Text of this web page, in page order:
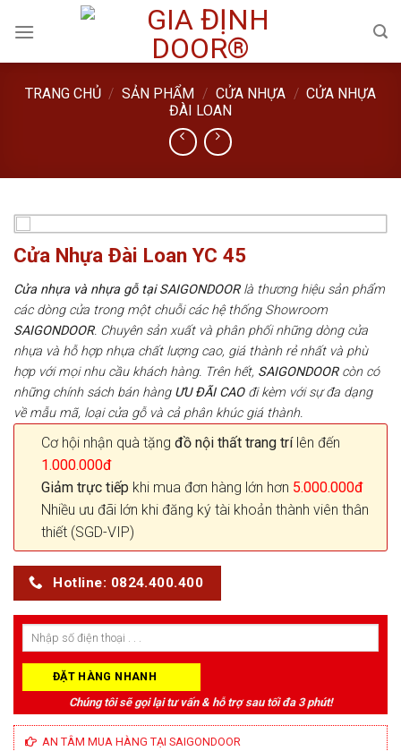
TRANG CHỦ / SẢN PHẨM / CỬA NHỰA / CỬA NHỰA
ĐÀI LOAN
Cửa Nhựa Đài Loan YC 45
Cửa nhựa và nhựa gỗ tại SAIGONDOORlà thương hiệu sản phẩm
các dòng cửa trong một chuỗi các hệ thống Showroom
SAIGONDOOR. Chuyên sản xuất và phân phối những dòng cửa
nhựa và hỗ hợp nhựa chất lượng cao, giá thành rẻ nhất và phù
hợp với mọi nhu cầu khách hàng. Trên hết, SAIGONDOORcòn có
những chính sách bán hàng ƯU ĐÃI CAO đi kèm với sự đa dạng
về mẫu mã, loại cửa gỗ và cả phân khúc giá thành.
Cơ hội nhận quà tặng đồ nội thất trang trílên đến
1.000.000đ
Giảm trực tiếp khi mua đơn hàng lớn hơn 5.000.000đ
Nhiều ưu đãi lớn khi đăng ký tài khoản thành viên thân
thiết (SGD-VIP)
Hotline: 0824.400.400
Chúng tôi sẽ gọi lại tư vấn & hỗ trợ sau tối đa 3 phút!
AN TÂM MUA HÀNG TẠI SAIGONDOOR